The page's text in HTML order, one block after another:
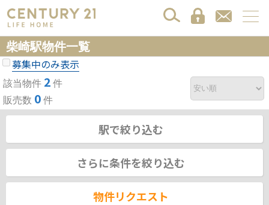
柴崎駅物件一覧
募集中のみ表示
該当物件 2 件
販売数 0 件
駅で絞り込む
さらに条件を絞り込む
物件リクエスト